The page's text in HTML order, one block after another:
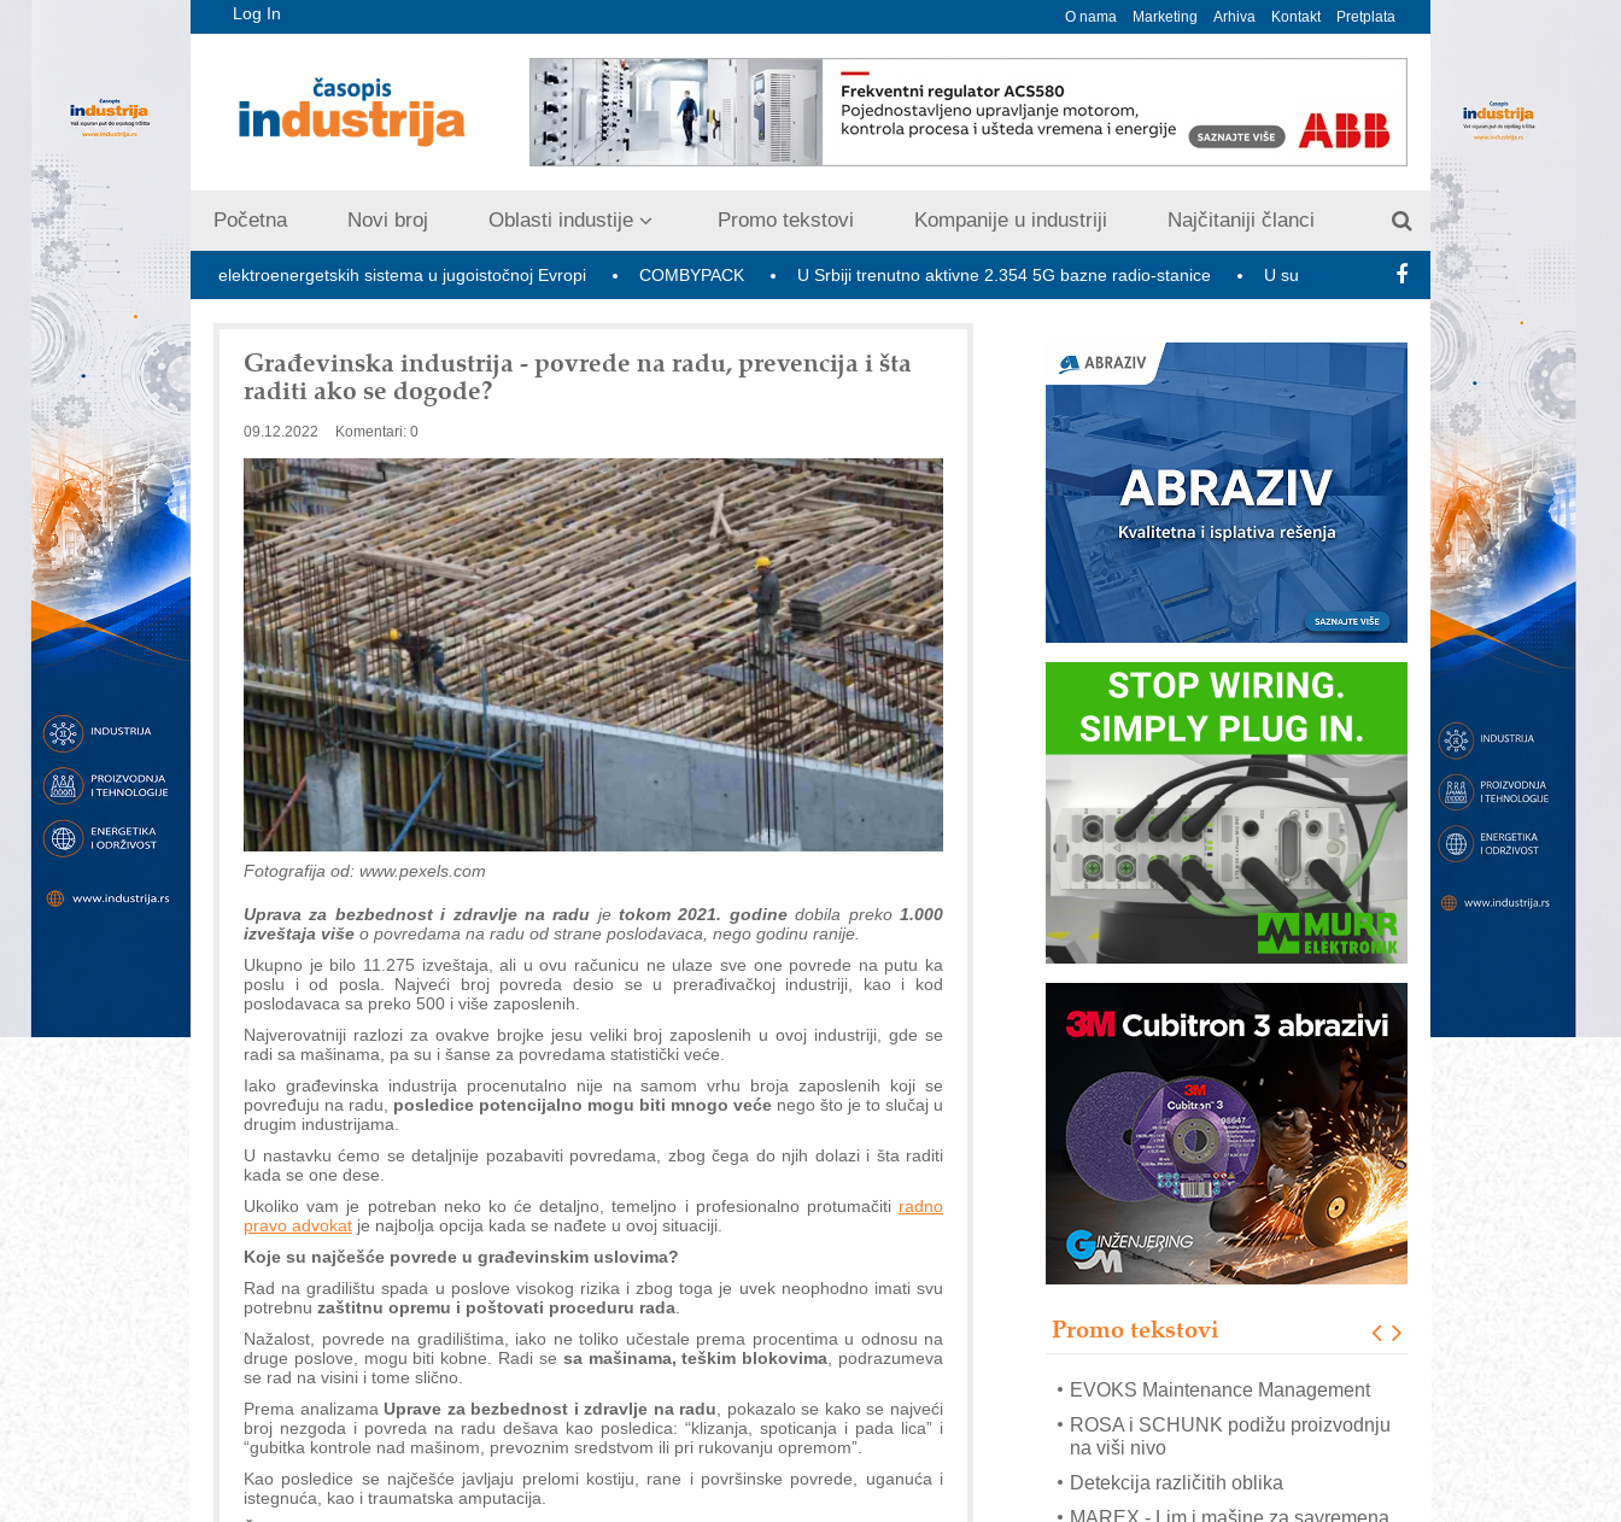
Log In O nama Marketing Arhiva Kontakt Pretplata
Početna Novi broj Oblasti industije Promo tekstovi Kompanije u industriji Najčitaniji članci
stabilizaciju elektroenergetskih sistema u jugoistočnoj Evropi COMBYPACK U Srbiji trenutno aktivne 2.354 5G bazne radio-stanice U susret 15. Savetovanju o elektrodistributivnim mrežama
Građevinska industrija - povrede na radu, prevencija i šta
raditi ako se dogode?
09.12.2022 Komentari: 0
Fotografija od: www.pexels.com
Uprava za bezbednost i zdravlje na radu jetokom 2021. godinedobila preko1.000
izveštaja više o povredama na radu od strane poslodavaca, nego godinu ranije.
Ukupno je bilo 11.275 izveštaja, ali u ovu računicu ne ulaze sve one povrede na putu ka
poslu i od posla. Najveći broj povreda desio se u prerađivačkoj industriji, kao i kod
poslodavaca sa preko 500 i više zaposlenih.
Najverovatniji razlozi za ovakve brojke jesu veliki broj zaposlenih u ovoj industriji, gde se
radi sa mašinama, pa su i šanse za povredama statistički veće.
Iako građevinska industrija procenutalno nije na samom vrhu broja zaposlenih koji se
povređuju na radu, posledice potencijalno mogu biti mnogo veće nego što je to slučaj u
drugim industrijama.
U nastavku ćemo se detaljnije pozabaviti povredama, zbog čega do njih dolazi i šta raditi
kada se one dese.
Ukoliko vam je potreban neko ko će detaljno, temeljno i profesionalno protumačiti radno
pravo advokat je najbolja opcija kada se nađete u ovoj situaciji.
Koje su najčešće povrede u građevinskim uslovima?
Rad na gradilištu spada u poslove visokog rizika i zbog toga je uvek neophodno imati svu
potrebnu zaštitnu opremu i poštovati proceduru rada.
Nažalost, povrede na gradilištima, iako ne toliko učestale prema procentima u odnosu na
druge poslove, mogu biti kobne. Radi se sa mašinama, teškim blokovima, podrazumeva
se rad na visini i tome slično.
Prema analizamaUprave za bezbednost i zdravlje na radu, pokazalo se kako se najveći
broj nezgoda i povreda na radu dešava kao posledica: “klizanja, spoticanja i pada lica” i
“gubitka kontrole nad mašinom, prevoznim sredstvom ili pri rukovanju opremom”.
Kao posledice se najčešće javljaju prelomi kostiju, rane i površinske povrede, uganuća i
istegnuća, kao i traumatska amputacija.
Promo tekstovi
Trajna oznaka kao dugoročna korist
Bezbednost na prvom mestu!
IB BLUMENAUER - više od 40 godina
poverenja u industriji
RMQ-TITAN ADVANCED INDICATOR
– Pametna signalizacija za efikasnije
upravljanje mašinama
solarnim elektranama i vetroparkovima
EVOKS Maintenance Management
ROSA i SCHUNK podižu proizvodnju
na viši nivo
Detekcija različitih oblika
MAREX - Lim i mašine za savremena